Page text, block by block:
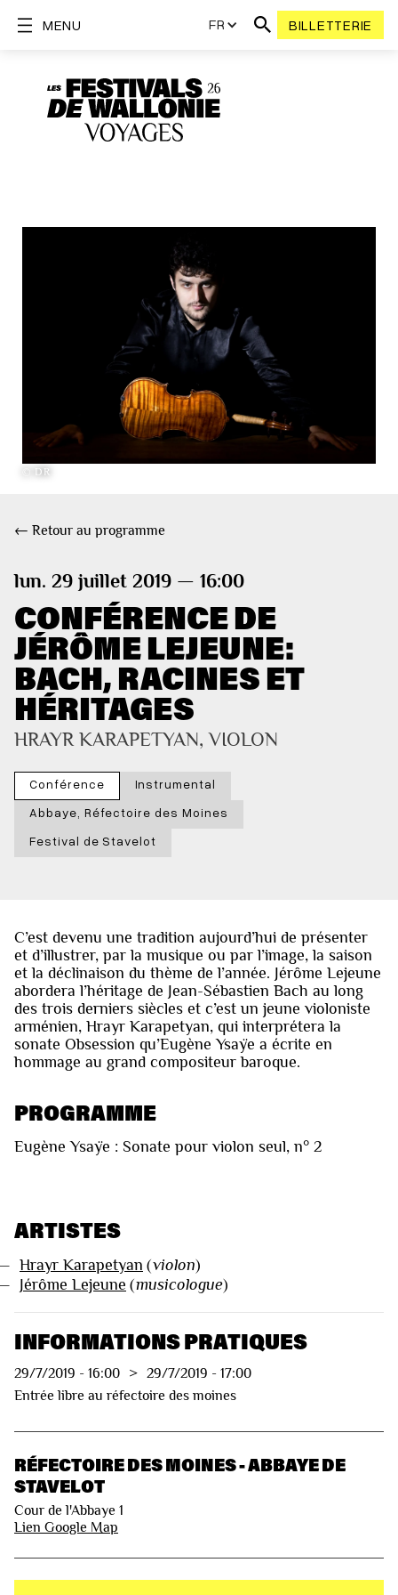
FR BILLETTERIE
MENU
© DR
← Retour au programme
lun. 29 juillet 2019 — 16:00
CONFÉRENCE DE
JÉRÔME LEJEUNE:
BACH, RACINES ET
HÉRITAGES
HRAYR KARAPETYAN, VIOLON
Conférence
Instrumental
Abbaye, Réfectoire des Moines
Festival de Stavelot
C’est devenu une tradition aujourd’hui de présenter
et d’illustrer, par la musique ou par l’image, la saison
et la déclinaison du thème de l’année. Jérôme Lejeune
abordera l’héritage de Jean-Sébastien Bach au long
des trois derniers siècles et c’est un jeune violoniste
arménien, Hrayr Karapetyan, qui interprétera la
sonate Obsession qu’Eugène Ysaÿe a écrite en
hommage au grand compositeur baroque.
PROGRAMME
Eugène Ysaÿe : Sonate pour violon seul, n° 2
ARTISTES
Hrayr Karapetyan (violon)
Jérôme Lejeune (musicologue)
INFORMATIONS PRATIQUES
29/7/2019 - 16:00 > 29/7/2019 - 17:00
Entrée libre au réfectoire des moines
RÉFECTOIRE DES MOINES - ABBAYE DE
STAVELOT
Cour de l'Abbaye 1
Lien Google Map